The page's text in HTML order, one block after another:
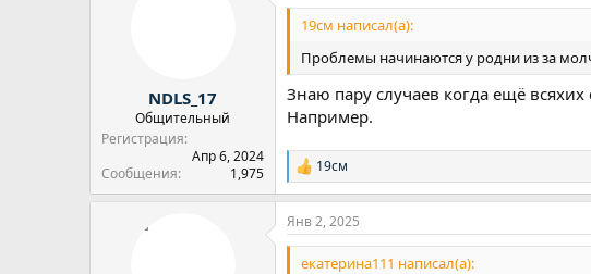
NDLS_17
Общительный
Регистрация
Апр 6, 2024
Сообщения
1,975
19см написал(а):
Проблемы начинаются у родни из за
Знаю пару случаев когда ещё
Например.
Р
е
а
к
ц
и
19см
Янв 2, 2025
екатерина111 написал(а):